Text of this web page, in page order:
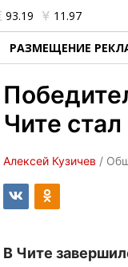
93.19 11.97
РАЗМЕЩЕНИЕ
Чите
Алексей Кузичев /
В Чите